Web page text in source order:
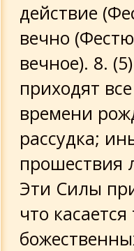
действие
вечно
вечное). 8.
приходят
времени
рассудка;
прошествия
Эти Силы
что